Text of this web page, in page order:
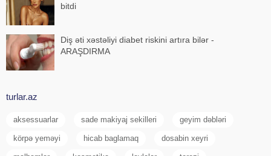
bitdi
Diş əti xəstəliyi diabet riskini artıra bilər -
ARAŞDIRMA
turlar.az
aksessuarlar sade makiyaj sekilleri geyim dəbləri
körpə yeməyi hicab baglamaq dosabin xeyri